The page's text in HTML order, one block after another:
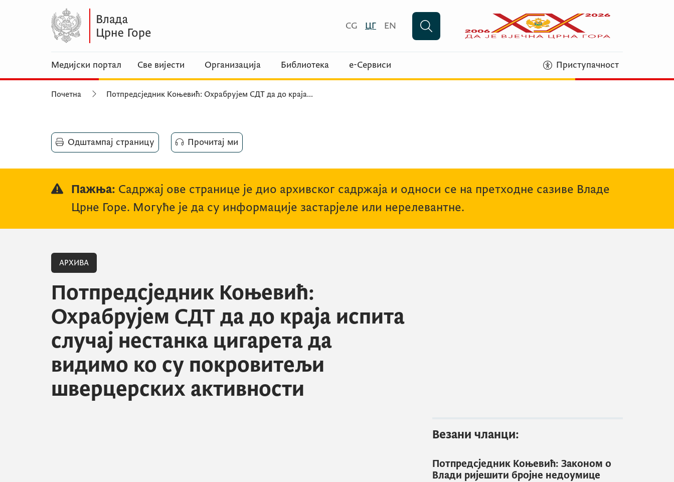
CG ЦГ EN
Медијски портал Све вијести Организација Библиотека е-Сервиси Приступачност
Почетна Потпредсједник Коњевић: Охрабрујем СДТ да до краја...
Одштампај страницу Прочитај ми
Пажња: Садржај ове странице је дио архивског садржаја и односи се на претходне сазиве Владе
Црне Горе. Могуће је да су информације застарјеле или нерелевантне.
АРХИВА
Потпредсједник Коњевић:
Охрабрујем СДТ да до краја испита
случај нестанка цигарета да
видимо ко су покровитељи
шверцерских активности
Везани чланци:
Потпредсједник Коњевић: Законом о
Влади ријешити бројне недоумице